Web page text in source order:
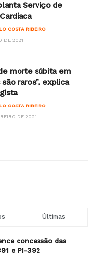
Serviço de
COSTA RIBEIRO
DE 2021
morte súbita em
são raros”, explica
COSTA RIBEIRO
DE 2021
Últimas
concessão das
e PI-392